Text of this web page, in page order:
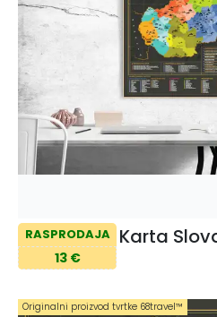
RASPRODAJA
13 €
Karta
Originalni proizvod tvrtke 68travel™️